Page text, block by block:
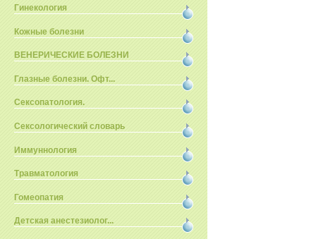
Гинекология
Кожные болезни
ВЕНЕРИЧЕСКИЕ БОЛЕЗНИ
Глазные болезни. Офт...
Сексопатология.
Сексологический словарь
Иммуннология
Травматология
Гомеопатия
Детская анестезиолог...